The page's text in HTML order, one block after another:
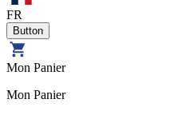
FR
Mon Panier
Mon Panier